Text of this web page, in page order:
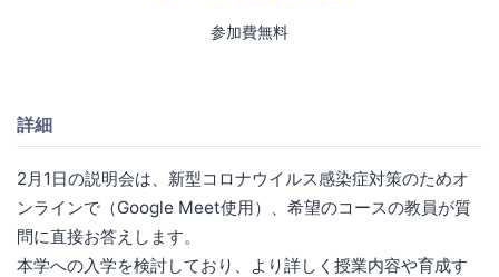
参加費無料
詳細
2月1日の説明会は、新型コロナウイルス感染症対策のためオ
ンラインで（Google Meet使用）、希望のコースの教員が質
問に直接お答えします。
本学への入学を検討しており、より詳しく授業内容や育成す